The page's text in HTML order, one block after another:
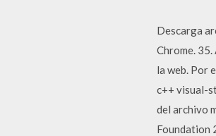
Descarga
Chrome.
la web. Por
c++ visual-
del archivo
Foundation